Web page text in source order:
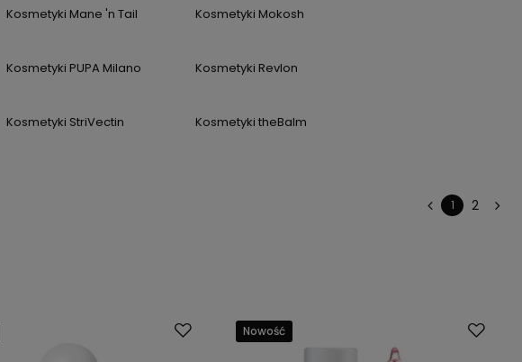
Kosmetyki Mane 'n Tail Kosmetyki Mokosh
Kosmetyki PUPA Milano Kosmetyki Revlon
Kosmetyki StriVectin Kosmetyki theBalm
1 2
Nowość